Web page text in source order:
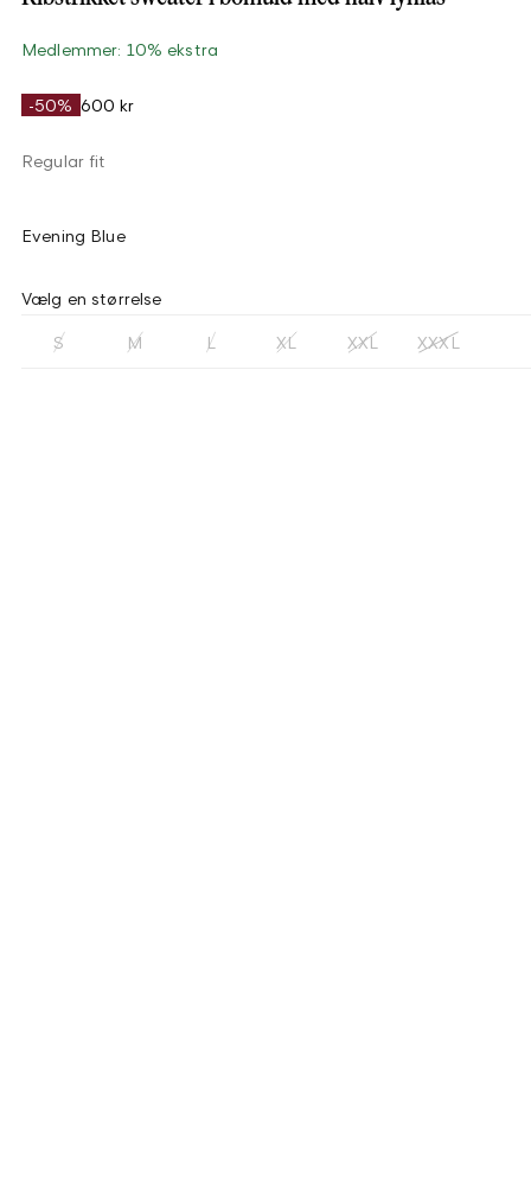
Medlemmer: 10% ekstra
-50% 600 kr
Regular fit
Evening Blue
Vælg en størrelse
S M L XL XXL XXXL